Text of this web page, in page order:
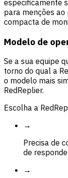
especificamente
para menções
compacta de
Modelo de
Se a sua equipe
torno do qual a
o modelo mais
RedReplier.
Escolha a
→
Precisa de
de
→